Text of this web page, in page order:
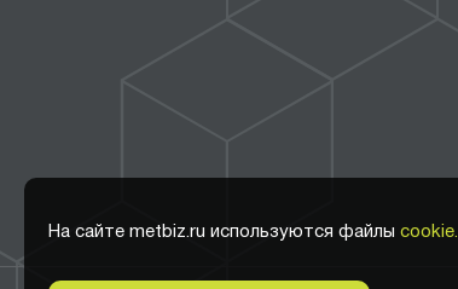
На сайте metbiz.ru используются файлы cookie.